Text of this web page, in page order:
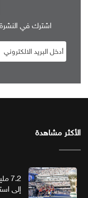
اشترك في النشرة
الأكثر مشاهدة
إلى